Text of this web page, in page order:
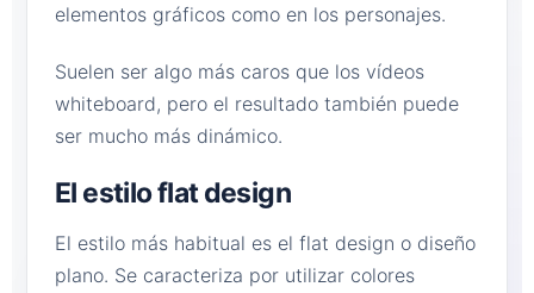
elementos gráficos como en los personajes.
Suelen ser algo más caros que los vídeos
whiteboard, pero el resultado también puede
ser mucho más dinámico.
El estilo flat design
El estilo más habitual es el flat design o diseño
plano. Se caracteriza por utilizar colores